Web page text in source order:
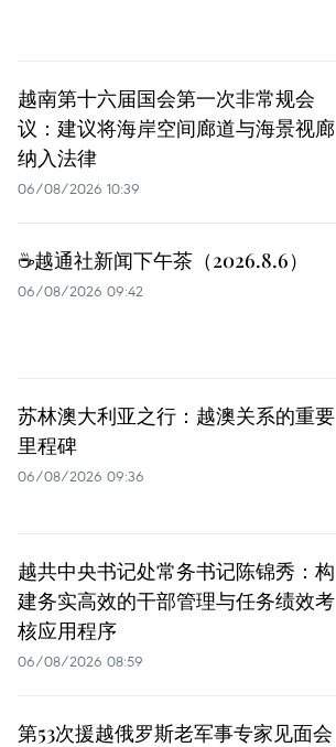
越南第十六届国会第一次非常规会
议：建议将海岸空间廊道与海景视廊
纳入法律
06/08/2026 10:39
☕️越通社新闻下午茶（2026.8.6）
06/08/2026 09:42
苏林澳大利亚之行：越澳关系的重要
里程碑
06/08/2026 09:36
越共中央书记处常务书记陈锦秀：构
建务实高效的干部管理与任务绩效考
核应用程序
06/08/2026 08:59
第53次援越俄罗斯老军事专家见面会